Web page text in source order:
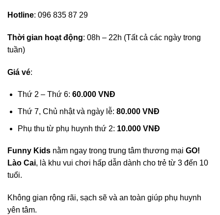
Hotline: 096 835 87 29
Thời gian hoạt động: 08h – 22h (Tất cả các ngày trong
tuần)
Giá vé:
Thứ 2 – Thứ 6: 60.000 VNĐ
Thứ 7, Chủ nhật và ngày lễ: 80.000 VNĐ
Phụ thu từ phụ huynh thứ 2: 10.000 VNĐ
Funny Kids nằm ngay trong trung tâm thương mại GO!
Lào Cai, là khu vui chơi hấp dẫn dành cho trẻ từ 3 đến 10
tuổi.
Không gian rộng rãi, sạch sẽ và an toàn giúp phụ huynh
yên tâm.